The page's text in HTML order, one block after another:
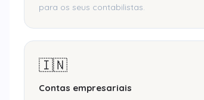
para os seus contabilistas.
🇮🇳
Contas empresariais